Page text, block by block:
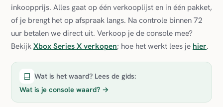
inkoopprijs. Alles gaat op één verkooplijst en in één pakket,
of je brengt het op afspraak langs. Na controle binnen 72
uur betalen we direct uit. Verkoop je de console mee?
BekijkXbox Series X verkopen; hoe het werkt lees je hier.
Wat is het waard? Lees de gids:
Wat is je console waard? →